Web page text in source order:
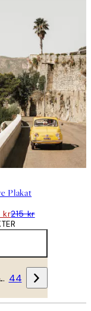
Plakat
kr215 kr
44